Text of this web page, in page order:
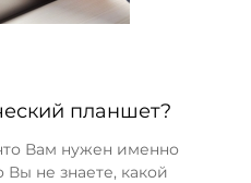
планшет?
Вам нужен именно
не знаете, какой